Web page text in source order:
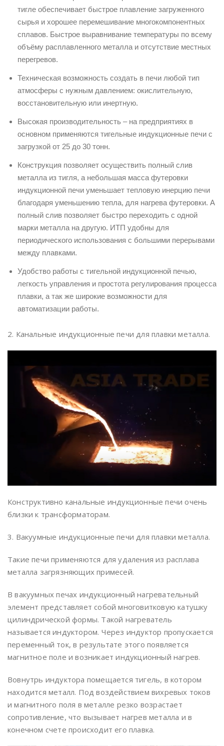
тигле обеспечивает быстрое плавление загруженного
сырья и хорошее перемешивание многокомпонентных
сплавов. Быстрое выравнивание температуры по всему
объёму расплавленного металла и отсутствие местных
перегревов.
Техническая возможность создать в печи любой тип
атмосферы с нужным давлением: окислительную,
восстановительную или инертную.
Высокая производительность – на предприятиях в
основном применяются тигельные индукционные печи с
загрузкой от 25 до 30 тонн.
Конструкция позволяет осуществить полный слив
металла из тигля, а небольшая масса футеровки
индукционной печи уменьшает тепловую инерцию печи
благодаря уменьшению тепла, для нагрева футеровки. А
полный слив позволяет быстро переходить с одной
марки металла на другую. ИТП удобны для
периодического использования с большими перерывами
между плавками.
Удобство работы с тигельной индукционной печью,
легкость управления и простота регулирования процесса
плавки, а так же широкие возможности для
автоматизации работы.
2. Канальные индукционные печи для плавки металла.
Конструктивно канальные индукционные печи очень
близки к трансформаторам.
3. Вакуумные индукционные печи для плавки металла.
Такие печи применяются для удаления из расплава
металла загрязняющих примесей.
В вакуумных печах индукционный нагревательный
элемент представляет собой многовитковую катушку
цилиндрической формы. Такой нагреватель
называется индуктором. Через индуктор пропускается
переменный ток, в результате этого появляется
магнитное поле и возникает индукционный нагрев.
Вовнутрь индуктора помещается тигель, в котором
находится металл. Под воздействием вихревых токов
и магнитного поля в металле резко возрастает
сопротивление, что вызывает нагрев металла и в
конечном счете происходит его плавка.